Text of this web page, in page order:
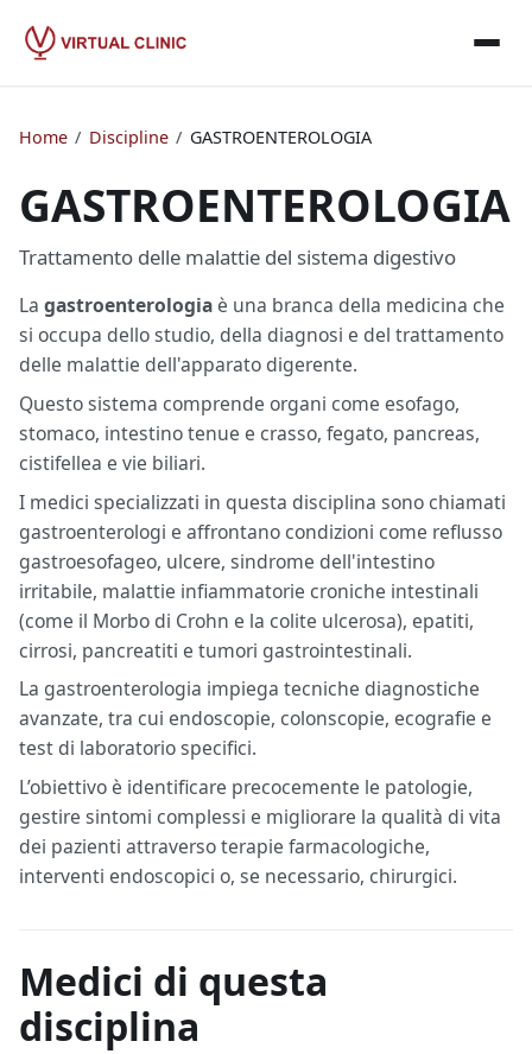
Home / Discipline / GASTROENTEROLOGIA
GASTROENTEROLOGIA
Trattamento delle malattie del sistema digestivo
La gastroenterologia è una branca della medicina che
si occupa dello studio, della diagnosi e del trattamento
delle malattie dell'apparato digerente.
Questo sistema comprende organi come esofago,
stomaco, intestino tenue e crasso, fegato, pancreas,
cistifellea e vie biliari.
I medici specializzati in questa disciplina sono chiamati
gastroenterologi e affrontano condizioni come reflusso
gastroesofageo, ulcere, sindrome dell'intestino
irritabile, malattie infiammatorie croniche intestinali
(come il Morbo di Crohn e la colite ulcerosa), epatiti,
cirrosi, pancreatiti e tumori gastrointestinali.
La gastroenterologia impiega tecniche diagnostiche
avanzate, tra cui endoscopie, colonscopie, ecografie e
test di laboratorio specifici.
L’obiettivo è identificare precocemente le patologie,
gestire sintomi complessi e migliorare la qualità di vita
dei pazienti attraverso terapie farmacologiche,
interventi endoscopici o, se necessario, chirurgici.
Medici di questa
disciplina